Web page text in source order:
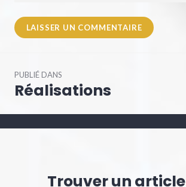
dePUBLIÉ DANS
Réalisations
Trouver un article